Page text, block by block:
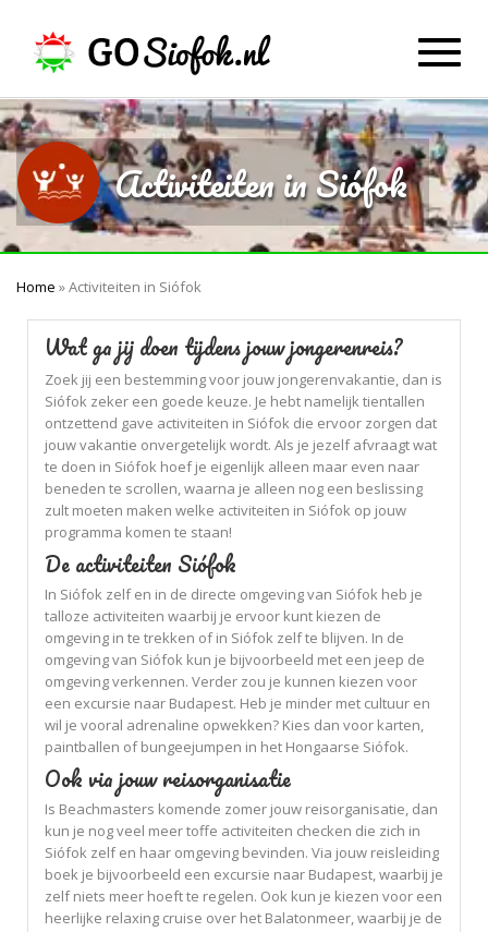
Activiteiten in Siófok
Home »Activiteiten in Siófok
Wat ga jij doen tijdens jouw jongerenreis?
Zoek jij een bestemming voor jouw jongerenvakantie, dan is
Siófok zeker een goede keuze. Je hebt namelijk tientallen
ontzettend gave activiteiten in Siófok die ervoor zorgen dat
jouw vakantie onvergetelijk wordt. Als je jezelf afvraagt wat
te doen in Siófok hoef je eigenlijk alleen maar even naar
beneden te scrollen, waarna je alleen nog een beslissing
zult moeten maken welke activiteiten in Siófok op jouw
programma komen te staan!
De activiteiten Siófok
In Siófok zelf en in de directe omgeving van Siófok heb je
talloze activiteiten waarbij je ervoor kunt kiezen de
omgeving in te trekken of in Siófok zelf te blijven. In de
omgeving van Siófok kun je bijvoorbeeld met een jeep de
omgeving verkennen. Verder zou je kunnen kiezen voor
een excursie naar Budapest. Heb je minder met cultuur en
wil je vooral adrenaline opwekken? Kies dan voor karten,
paintballen of bungeejumpen in het Hongaarse Siófok.
Ook via jouw reisorganisatie
Is Beachmasters komende zomer jouw reisorganisatie, dan
kun je nog veel meer toffe activiteiten checken die zich in
Siófok zelf en haar omgeving bevinden. Via jouw reisleiding
boek je bijvoorbeeld een excursie naar Budapest, waarbij je
zelf niets meer hoeft te regelen. Ook kun je kiezen voor een
heerlijke relaxing cruise over het Balatonmeer, waarbij je de